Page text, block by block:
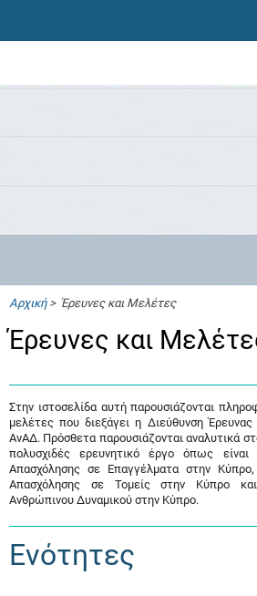
Αρχική> Έρευνες και Μελέτες
Έρευνες και
Στην ιστοσελίδα αυτή παρουσιάζονται
μελέτες που διεξάγει η Διεύθυνση
ΑνΑΔ. Πρόσθετα παρουσιάζονται αναλυτικά
πολυσχιδές ερευνητικό έργο όπως
Απασχόλησης σε Επαγγέλματα στην
Απασχόλησης σε Τομείς στην Κύπρο και
Ανθρώπινου Δυναμικού στην Κύπρο.
Ενότητες